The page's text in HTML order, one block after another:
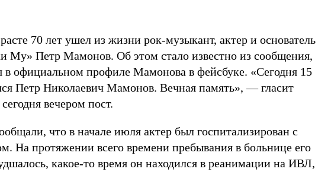
70 лет ушел из жизни рок-музыкант, актер и основатель
Му» Петр Мамонов. Об этом стало известно из сообщения,
в официальном профиле Мамонова в фейсбуке. «Сегодня 15
Петр Николаевич Мамонов. Вечная память», — гласит
вечером пост.
что в начале июля актер был госпитализирован с
На протяжении всего времени пребывания в больнице его
какое-то время он находился в реанимации на ИВЛ,